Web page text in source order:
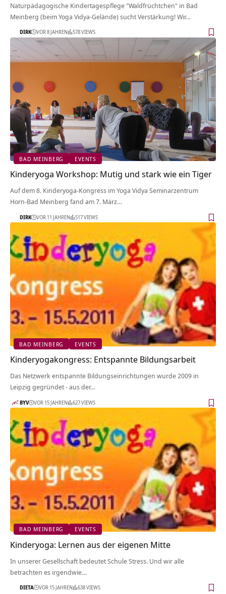
Naturpädagogische Kindertagespflege "Waldfrüchtchen" in Bad
Meinberg (beim Yoga Vidya-Gelände) sucht Verstärkung! Wir…
DIRK VOR 8 JAHREN 578 VIEWS
BAD MEINBERG EVENTS
Kinderyoga Workshop: Mutig und stark wie ein Tiger
Auf dem 8. Kinderyoga-Kongress im Yoga Vidya Seminarzentrum
Horn-Bad Meinberg fand am 7. März…
DIRK VOR 11 JAHREN 517 VIEWS
BAD MEINBERG EVENTS
Kinderyogakongress: Entspannte Bildungsarbeit
Das Netzwerk entspannte Bildungseinrichtungen wurde 2009 in
Leipzig gegründet - aus der…
BYV VOR 15 JAHREN 627 VIEWS
BAD MEINBERG EVENTS
Kinderyoga: Lernen aus der eigenen Mitte
In unserer Gesellschaft bedeutet Schule Stress. Und wir alle
betrachten es irgendwie…
DIETA VOR 15 JAHREN 638 VIEWS